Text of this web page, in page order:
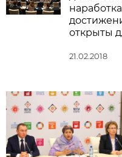
открыты
21.02.2018